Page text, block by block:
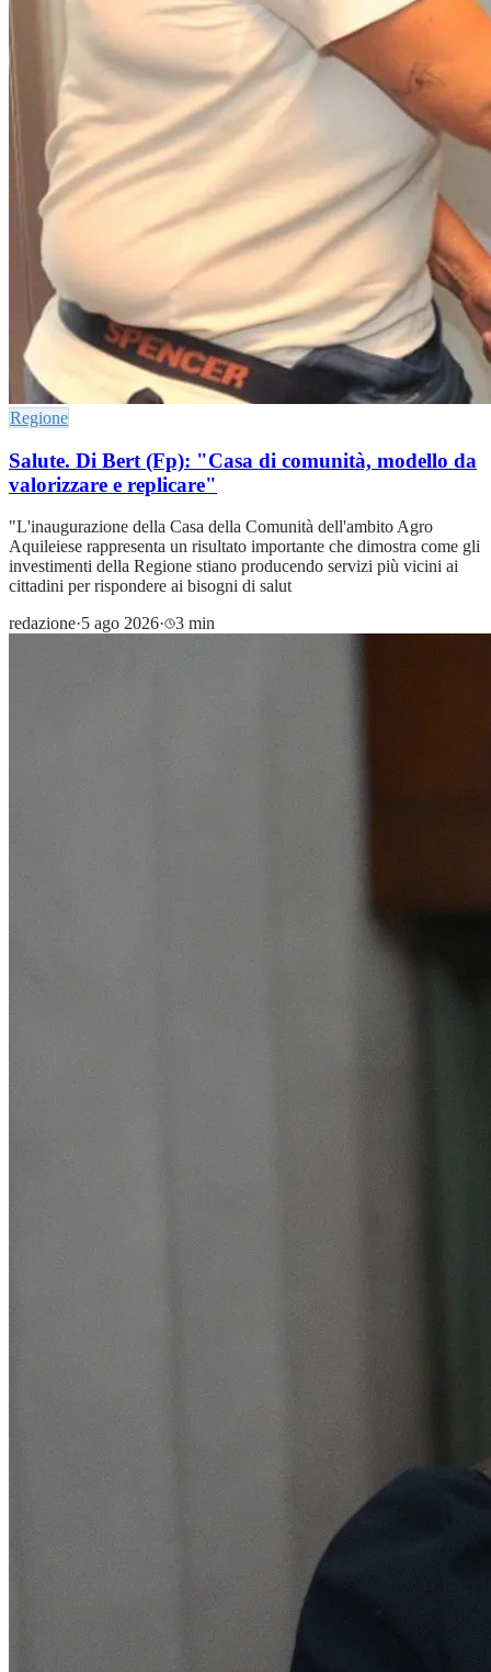
Regione
Salute. Di Bert (Fp): "Casa di comunità, modello da
valorizzare e replicare"
"L'inaugurazione della Casa della Comunità dell'ambito Agro
Aquileiese rappresenta un risultato importante che dimostra come gli
investimenti della Regione stiano producendo servizi più vicini ai
cittadini per rispondere ai bisogni di salut
redazione·5 ago 2026· 3 min